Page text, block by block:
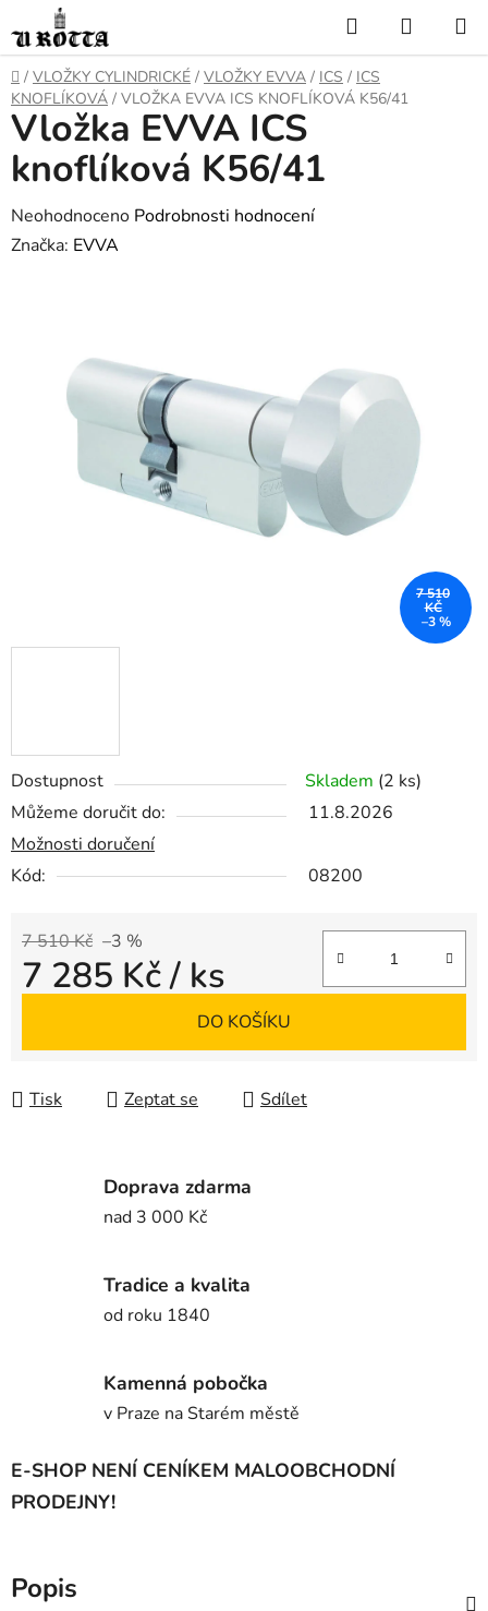
na
obsah
Hledat
KOŠÍK
DOMŮ
/ VLOŽKY CYLINDRICKÉ / VLOŽKY EVVA / ICS / ICS
KNOFLÍKOVÁ / VLOŽKA EVVA ICS KNOFLÍKOVÁ K56/41
Dostupnost Skladem (2 ks)
Můžeme doručit do:
11.8.2026
Možnosti doručení
Kód:
08200
7 510 Kč –3 %
7 285 Kč/ ks
DO KOŠÍKU
Tisk Zeptat se Sdílet
Vložka EVVA ICS
knoflíková K56/41
Průměrné
hodnocení
hvězdiček.
Neohodnoceno Podrobnosti hodnocení
Značka: EVVA
7 510
KČ
–3 %
Doprava zdarma
nad 3 000 Kč
Tradice a kvalita
od roku 1840
Kamenná pobočka
v Praze na Starém městě
E-SHOP NENÍ CENÍKEM MALOOBCHODNÍ
PRODEJNY!
Popis